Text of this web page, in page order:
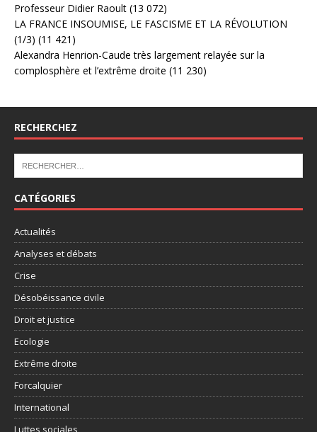
Professeur Didier Raoult (13 072)
LA FRANCE INSOUMISE, LE FASCISME ET LA RÉVOLUTION
(1/3) (11 421)
Alexandra Henrion-Caude très largement relayée sur la
complosphère et l’extrême droite (11 230)
RECHERCHEZ
CATÉGORIES
Actualités
Analyses et débats
Crise
Désobéissance civile
Droit et justice
Ecologie
Extrême droite
Forcalquier
International
Luttes sociales